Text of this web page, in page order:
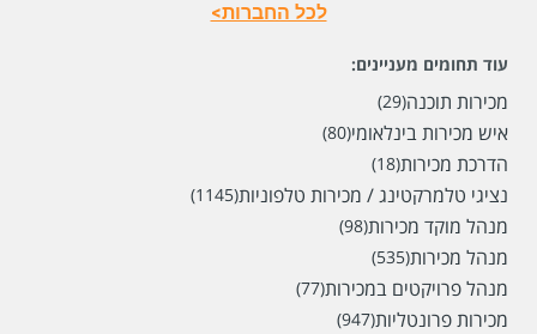
לכל החברות>
עוד תחומים מעניינים:
מכירות תוכנה(29)
איש מכירות בינלאומי(80)
הדרכת מכירות(18)
נציגי טלמרקטינג / מכירות טלפוניות(1145)
מנהל מוקד מכירות(98)
מנהל מכירות(535)
מנהל פרויקטים במכירות(77)
מכירות פרונטליות(947)